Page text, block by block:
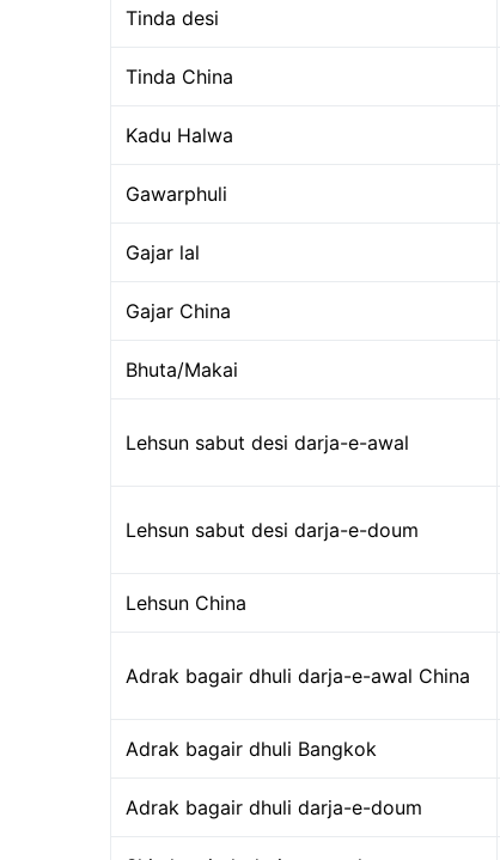
Tinda desi
Tinda China
Kadu Halwa
Gawarphuli
Gajar lal
Gajar China
Bhuta/Makai
Lehsun sabut desi darja-e-awal
Lehsun sabut desi darja-e-doum
Lehsun China
Adrak bagair dhuli darja-e-awal China
Adrak bagair dhuli Bangkok
Adrak bagair dhuli darja-e-doum